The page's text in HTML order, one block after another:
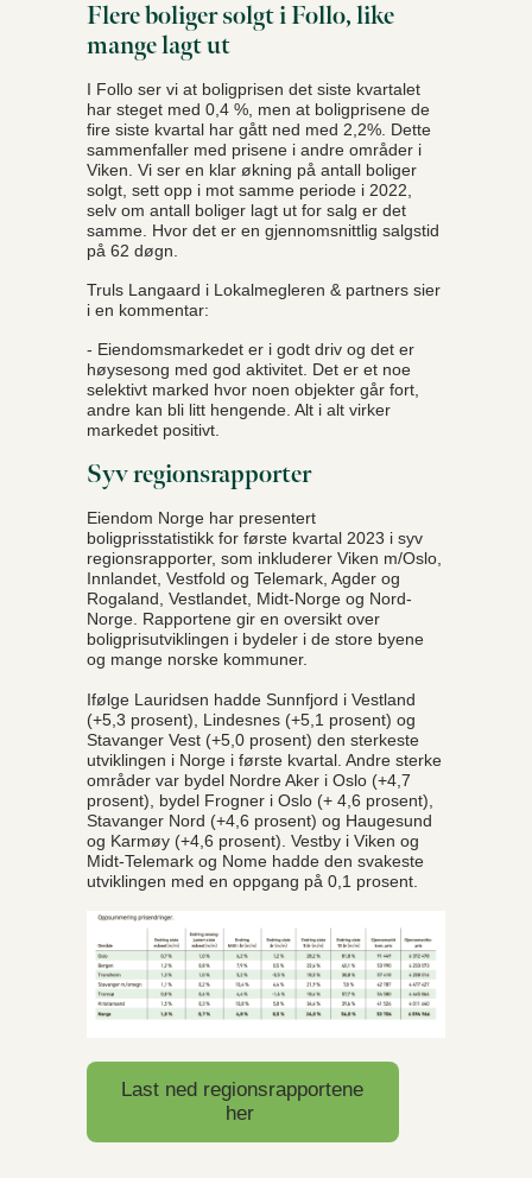
Flere boliger solgt i Follo, like
mange lagt ut
I Follo ser vi at boligprisen det siste kvartalet
har steget med 0,4 %, men at boligprisene de
fire siste kvartal har gått ned med 2,2%. Dette
sammenfaller med prisene i andre områder i
Viken. Vi ser en klar økning på antall boliger
solgt, sett opp i mot samme periode i 2022,
selv om antall boliger lagt ut for salg er det
samme. Hvor det er en gjennomsnittlig salgstid
på 62 døgn.
Truls Langaard i Lokalmegleren & partners sier
i en kommentar:
- Eiendomsmarkedet er i godt driv og det er
høysesong med god aktivitet. Det er et noe
selektivt marked hvor noen objekter går fort,
andre kan bli litt hengende. Alt i alt virker
markedet positivt.
Syv regionsrapporter
Eiendom Norge har presentert
boligprisstatistikk for første kvartal 2023 i syv
regionsrapporter, som inkluderer Viken m/Oslo,
Innlandet, Vestfold og Telemark, Agder og
Rogaland, Vestlandet, Midt-Norge og Nord-
Norge. Rapportene gir en oversikt over
boligprisutviklingen i bydeler i de store byene
og mange norske kommuner.
Ifølge Lauridsen hadde Sunnfjord i Vestland
(+5,3 prosent), Lindesnes (+5,1 prosent) og
Stavanger Vest (+5,0 prosent) den sterkeste
utviklingen i Norge i første kvartal. Andre sterke
områder var bydel Nordre Aker i Oslo (+4,7
prosent), bydel Frogner i Oslo (+ 4,6 prosent),
Stavanger Nord (+4,6 prosent) og Haugesund
og Karmøy (+4,6 prosent). Vestby i Viken og
Midt-Telemark og Nome hadde den svakeste
utviklingen med en oppgang på 0,1 prosent.
Last ned regionsrapportene
her